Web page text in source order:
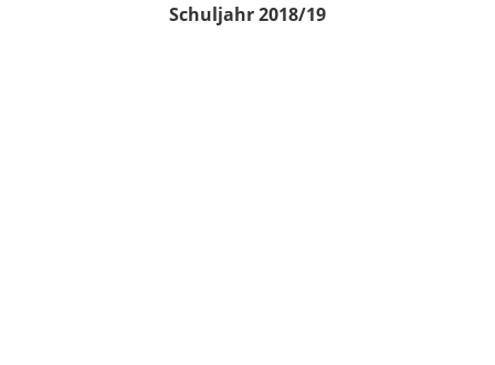
Schuljahr 2018/19